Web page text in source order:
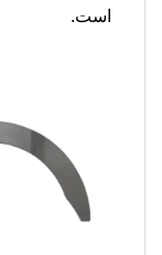
است.